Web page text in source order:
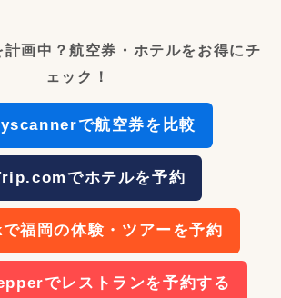
画中？航空券・ホテルをお得にチ
ェック！
で航空券を比較
でホテルを予約
福岡の体験・ツアーを予約
でレストランを予約する